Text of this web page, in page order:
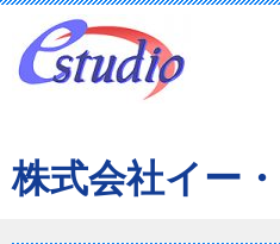
株式会社イー